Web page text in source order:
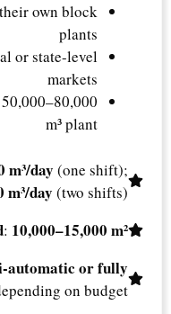
own block
plants
or state-level
markets
m³ plant
m³/day(one shift);
m³/day(two shifts)
:10,000–15,000 m²
automatic or fully
on budget.